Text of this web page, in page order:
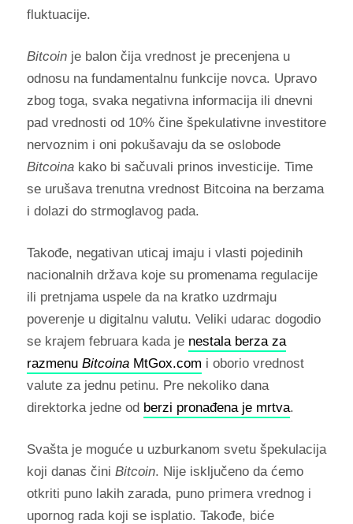
fluktuacije.
Bitcoinje balon čija vrednost je precenjena u
odnosu na fundamentalnu funkcije novca. Upravo
zbog toga, svaka negativna informacija ili dnevni
pad vrednosti od 10% čine špekulativne investitore
nervoznim i oni pokušavaju da se oslobode
Bitcoinakako bi sačuvali prinos investicije. Time
se urušava trenutna vrednost Bitcoina na berzama
i dolazi do strmoglavog pada.
Takođe, negativan uticaj imaju i vlasti pojedinih
nacionalnih država koje su promenama regulacije
ili pretnjama uspele da na kratko uzdrmaju
poverenje u digitalnu valutu. Veliki udarac dogodio
se krajem februara kada je nestala berza za
razmenu BitcoinaMtGox.com i oborio vrednost
valute za jednu petinu. Pre nekoliko dana
direktorka jedne od berzi pronađena je mrtva.
Svašta je moguće u uzburkanom svetu špekulacija
koji danas čini Bitcoin. Nije isključeno da ćemo
otkriti puno lakih zarada, puno primera vrednog i
upornog rada koji se isplatio. Takođe, biće